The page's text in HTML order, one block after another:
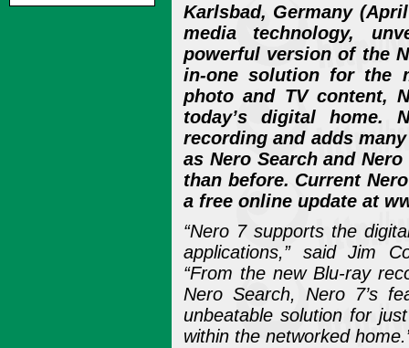
Karlsbad, Germany
media technology,
powerful version of the
in-one solution for the
photo and TV content,
today’s digital home.
recording and adds
as Nero Search and
than before. Current
a free online update at
“Nero 7 supports the
applications,” said Jim
“From the new Blu-ray
Nero Search, Nero 7’s
unbeatable solution for
within the networked